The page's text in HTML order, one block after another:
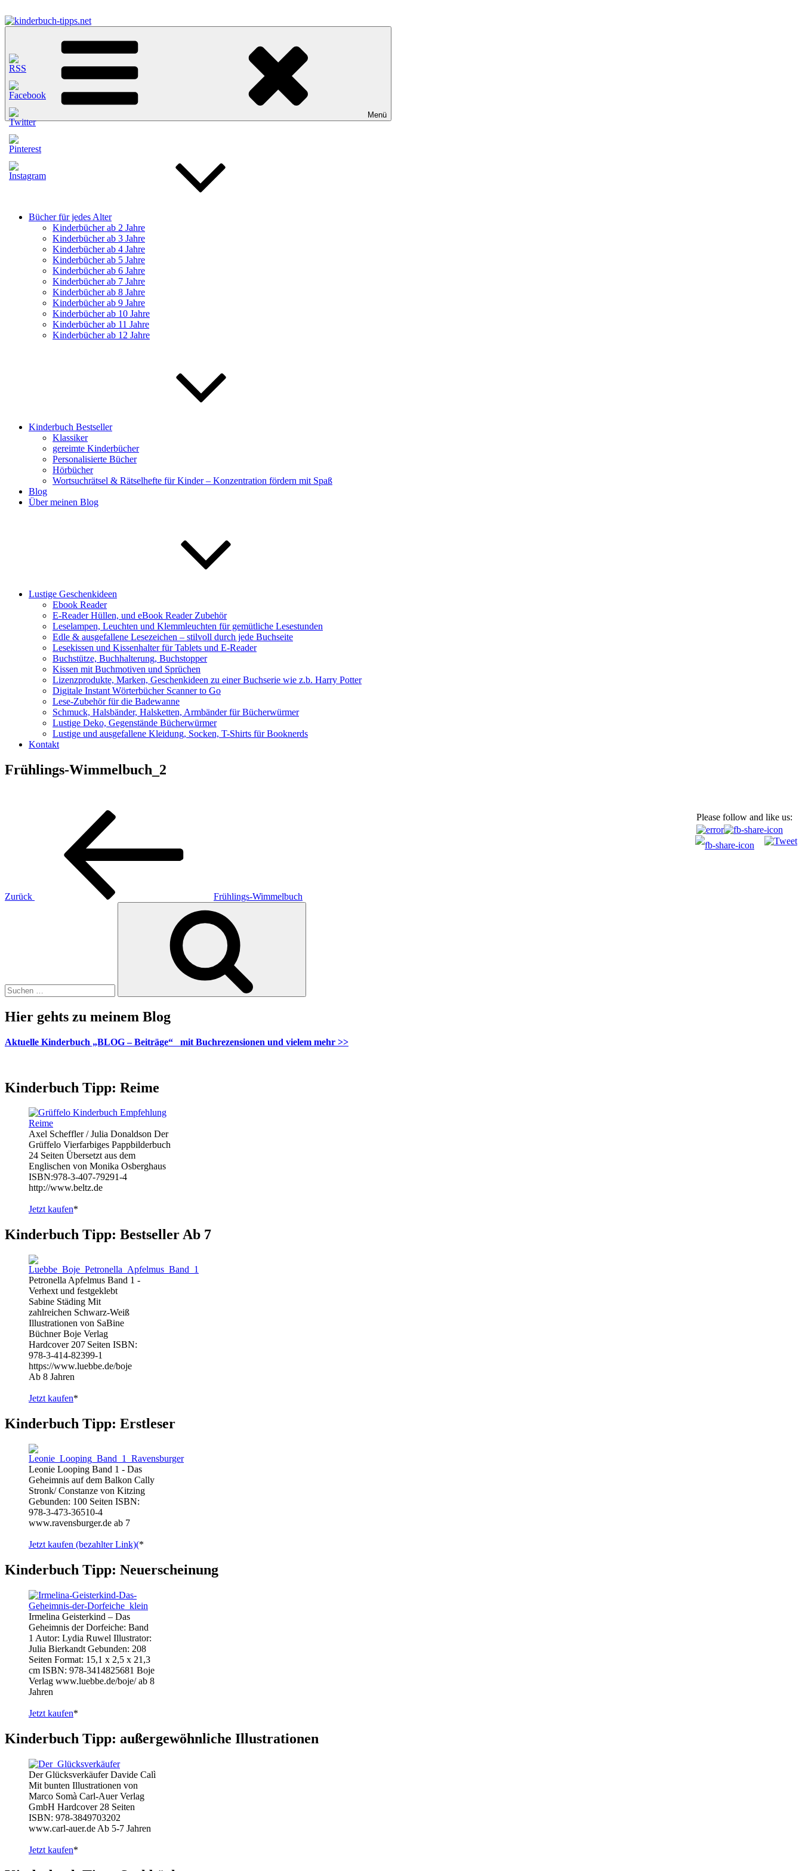
Inhalt
springen
kinderbuch-tipps.net
Empfehlungen und Tipps rund um das Thema Kinderbücher und Kinderbuchklassiker
Menü
Bücher für jedes Alter
Kinderbücher ab 2 Jahre
Kinderbücher ab 3 Jahre
Kinderbücher ab 4 Jahre
Kinderbücher ab 5 Jahre
Kinderbücher ab 6 Jahre
Kinderbücher ab 7 Jahre
Kinderbücher ab 8 Jahre
Kinderbücher ab 9 Jahre
Kinderbücher ab 10 Jahre
Kinderbücher ab 11 Jahre
Kinderbücher ab 12 Jahre
Kinderbuch Bestseller
Klassiker
gereimte Kinderbücher
Personalisierte Bücher
Hörbücher
Wortsuchrätsel & Rätselhefte für Kinder – Konzentration fördern mit Spaß
Blog
Über meinen Blog
Lustige Geschenkideen
Ebook Reader
E-Reader Hüllen, und eBook Reader Zubehör
Leselampen, Leuchten und Klemmleuchten für gemütliche Lesestunden
Edle & ausgefallene Lesezeichen – stilvoll durch jede Buchseite
Lesekissen und Kissenhalter für Tablets und E-Reader
Buchstütze, Buchhalterung, Buchstopper
Kissen mit Buchmotiven und Sprüchen
Lizenzprodukte, Marken, Geschenkideen zu einer Buchserie wie z.b. Harry Potter
Digitale Instant Wörterbücher Scanner to Go
Lese-Zubehör für die Badewanne
Schmuck, Halsbänder, Halsketten, Armbänder für Bücherwürmer
Lustige Deko, Gegenstände Bücherwürmer
Lustige und ausgefallene Kleidung, Socken, T-Shirts für Booknerds
Kontakt
Frühlings-Wimmelbuch_2
Please follow and like us:
Beitragsnavigation
Zurück
Frühlings-Wimmelbuch
Hier gehts zu meinem Blog
Aktuelle Kinderbuch „BLOG – Beiträge“ mit Buchrezensionen und vielem mehr >>
Kinderbuch Tipp: Reime
Axel Scheffler / Julia Donaldson Der
Grüffelo Vierfarbiges Pappbilderbuch
24 Seiten Übersetzt aus dem
Englischen von Monika Osberghaus
ISBN:978-3-407-79291-4
http://www.beltz.de
Jetzt kaufen*
Kinderbuch Tipp: Bestseller Ab 7
Petronella Apfelmus Band 1 -
Verhext und festgeklebt
Sabine Städing Mit
zahlreichen Schwarz-Weiß
Illustrationen von SaBine
Büchner Boje Verlag
Hardcover 207 Seiten ISBN:
978-3-414-82399-1
https://www.luebbe.de/boje
Ab 8 Jahren
Jetzt kaufen*
Kinderbuch Tipp: Erstleser
Leonie Looping Band 1 - Das
Geheimnis auf dem Balkon Cally
Stronk/ Constanze von Kitzing
Gebunden: 100 Seiten ISBN:
978-3-473-36510-4
www.ravensburger.de ab 7
Jetzt kaufen (bezahlter Link)(*
Kinderbuch Tipp: Neuerscheinung
Irmelina Geisterkind – Das
Geheimnis der Dorfeiche: Band
1 Autor: Lydia Ruwel Illustrator:
Julia Bierkandt Gebunden: 208
Seiten Format: 15,1 x 2,5 x 21,3
cm ISBN: 978-3414825681 Boje
Verlag www.luebbe.de/boje/ ab 8
Jahren
Jetzt kaufen*
Kinderbuch Tipp: außergewöhnliche Illustrationen
Der Glücksverkäufer Davide Calì
Mit bunten Illustrationen von
Marco Somà Carl-Auer Verlag
GmbH Hardcover 28 Seiten
ISBN: 978-3849703202
www.carl-auer.de Ab 5-7 Jahren
Jetzt kaufen*